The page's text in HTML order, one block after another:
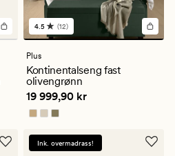
12
anmeldelser
med
gjennomsnittlig
vurdering
på
4.5
4.5 (12)
Plus
Kontinentalseng fast
olivengrønn
Pris 19 999,90 kr
19 999,90 kr
Ink. overmadrass!